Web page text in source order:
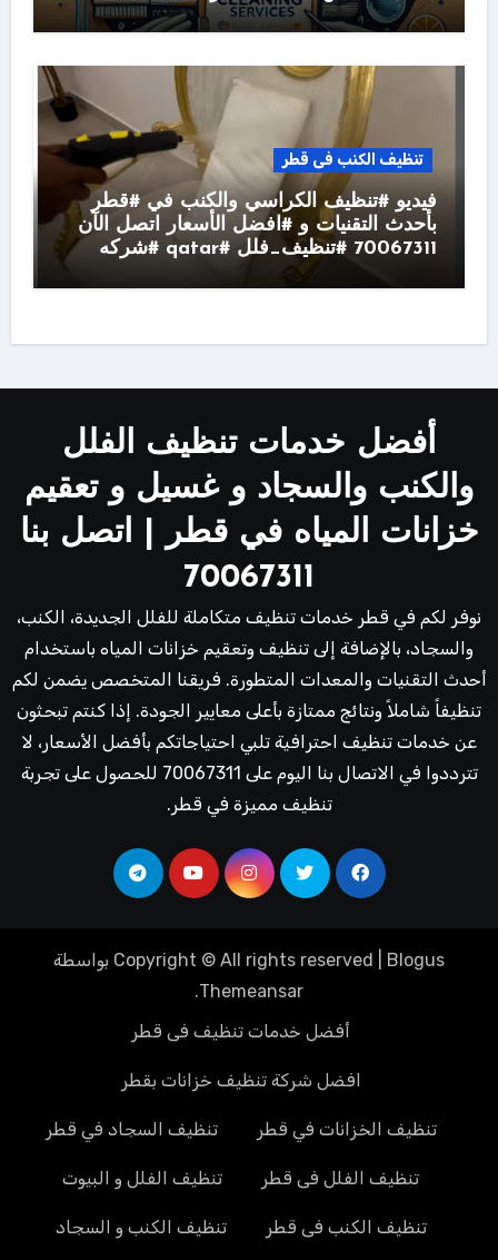
تنظيف الكنب فى قطر
فيديو #تنظيف الكراسي والكنب في #قطر
بأحدث التقنيات و #افضل الأسعار اتصل الآن
70067311 #تنظيف_فلل #qatar #شركه
أفضل خدمات تنظيف الفلل
والكنب والسجاد و غسيل و تعقيم
خزانات المياه في قطر | اتصل بنا
70067311
نوفر لكم في قطر خدمات تنظيف متكاملة للفلل الجديدة، الكنب،
والسجاد، بالإضافة إلى تنظيف وتعقيم خزانات المياه باستخدام
أحدث التقنيات والمعدات المتطورة. فريقنا المتخصص يضمن لكم
تنظيفاً شاملاً ونتائج ممتازة بأعلى معايير الجودة. إذا كنتم تبحثون
عن خدمات تنظيف احترافية تلبي احتياجاتكم بأفضل الأسعار، لا
تترددوا في الاتصال بنا اليوم على 70067311 للحصول على تجربة
تنظيف مميزة في قطر.
Copyright © All rights reserved Blogus
بواسطة
Themeansar
.
أفضل خدمات تنظيف فى قطر
افضل شركة تنظيف خزانات بقطر
تنظيف الخزانات في قطر تنظيف السجاد في قطر
تنظيف الفلل فى قطر تنظيف الفلل و البيوت
تنظيف الكنب فى قطر تنظيف الكنب و السجاد